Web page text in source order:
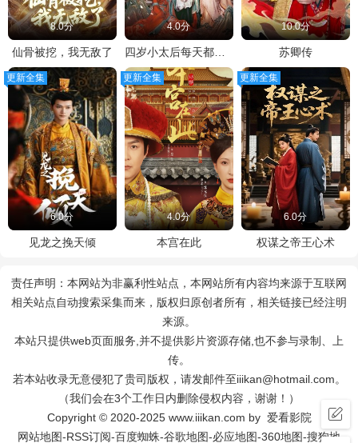
8.0分
仙骨被挖，我无敌了
4.0分
四岁小太后每天都想母慈子孝
10.0分
苏卿传
更新全集
6.0分
见龙之挽天倾
更新全集
4.0分
本宫在此
更新全集
6.0分
权谋之帝王心术
责任声明：本网站为非赢利性站点，本网站所有内容均来源于互联网
相关站点自动搜索采集而来，版权归原创者所有，相关链接已经注明
来源。
本站只提供web页面服务,并不提供影片资源存储,也不参与录制、上
传。
若本站收录无意侵犯了贵司版权，请发邮件至iiikan@hotmail.com。
（我们会在3个工作日内删除侵权内容，谢谢！）
Copyright © 2020-2025 www.iiikan.com by 爱看影院
网站地图-RSS订阅-百度蜘蛛-谷歌地图-必应地图-360地图-搜狗地